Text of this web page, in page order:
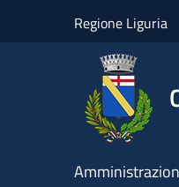
Regione Liguria